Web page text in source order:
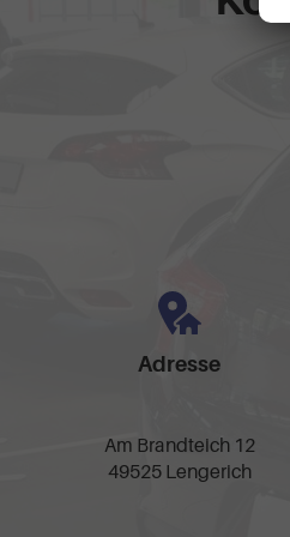
Adresse
Am Brandteich 12
49525 Lengerich